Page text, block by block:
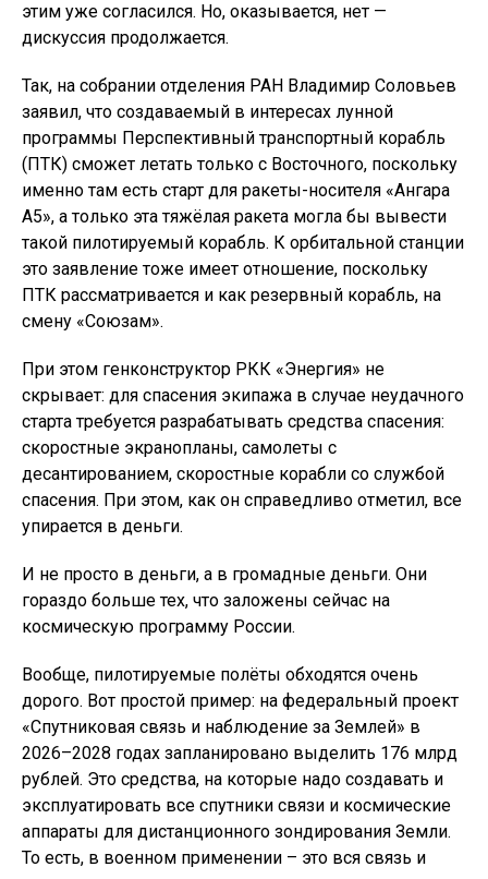
этим уже согласился. Но, оказывается, нет —
дискуссия продолжается.
Так, на собрании отделения РАН Владимир Соловьев
заявил, что создаваемый в интересах лунной
программы Перспективный транспортный корабль
(ПТК) сможет летать только с Восточного, поскольку
именно там есть старт для ракеты-носителя «Ангара
А5», а только эта тяжёлая ракета могла бы вывести
такой пилотируемый корабль. К орбитальной станции
это заявление тоже имеет отношение, поскольку
ПТК рассматривается и как резервный корабль, на
смену «Союзам».
При этом генконструктор РКК «Энергия» не
скрывает: для спасения экипажа в случае неудачного
старта требуется разрабатывать средства спасения:
скоростные экранопланы, самолеты с
десантированием, скоростные корабли со службой
спасения. При этом, как он справедливо отметил, все
упирается в деньги.
И не просто в деньги, а в громадные деньги. Они
гораздо больше тех, что заложены сейчас на
космическую программу России.
Вообще, пилотируемые полёты обходятся очень
дорого. Вот простой пример: на федеральный проект
«Спутниковая связь и наблюдение за Землей» в
2026–2028 годах запланировано выделить 176 млрд
рублей. Это средства, на которые надо создавать и
эксплуатировать все спутники связи и космические
аппараты для дистанционного зондирования Земли.
То есть, в военном применении – это вся связь и